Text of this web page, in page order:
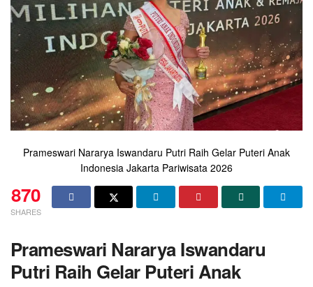
Prameswari Nararya Iswandaru Putri Raih Gelar Puteri Anak
Indonesia Jakarta Pariwisata 2026
870
SHARES
Prameswari Nararya Iswandaru
Putri Raih Gelar Puteri Anak